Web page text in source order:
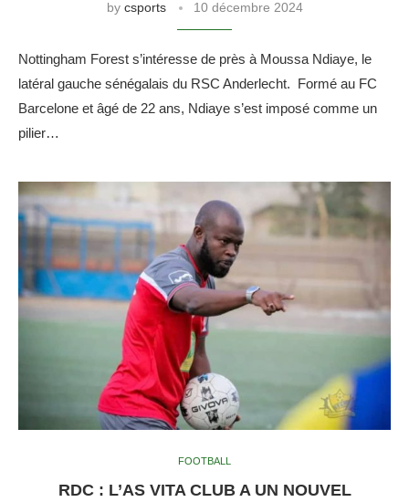
by csports 10 décembre 2024
Nottingham Forest s’intéresse de près à Moussa Ndiaye, le
latéral gauche sénégalais du RSC Anderlecht. Formé au FC
Barcelone et âgé de 22 ans, Ndiaye s’est imposé comme un
pilier…
FOOTBALL
RDC : L’AS VITA CLUB A UN NOUVEL